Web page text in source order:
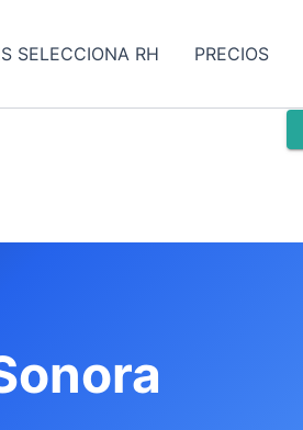
SELECCIONA RH PRECIOS